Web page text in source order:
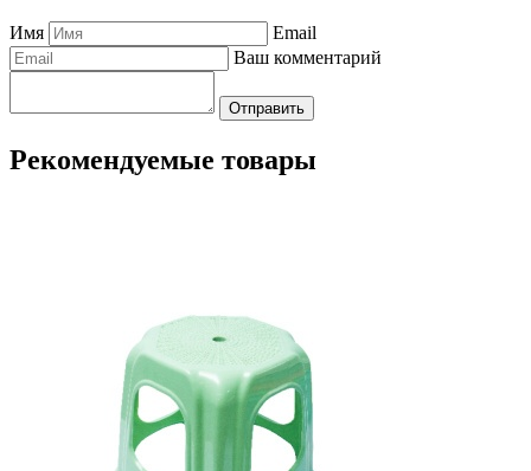
Имя
Email
Ваш комментарий
Отправить
Рекомендуемые товары